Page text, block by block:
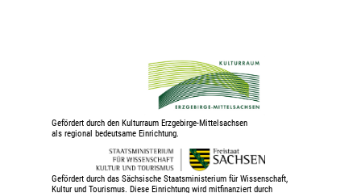
Gefördert durch den Kulturraum Erzgebirge-Mittelsachsen
als regional bedeutsame Einrichtung.
Gefördert durch das Sächsische Staatsministerium für Wissenschaft,
Kultur und Tourismus. Diese Einrichtung wird mitfinanziert durch